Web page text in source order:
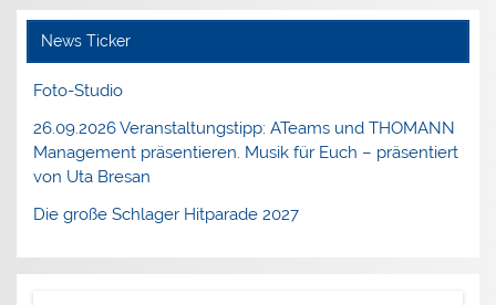
News Ticker
Foto-Studio
26.09.2026 Veranstaltungstipp: ATeams und THOMANN
Management präsentieren. Musik für Euch – präsentiert
von Uta Bresan
Die große Schlager Hitparade 2027